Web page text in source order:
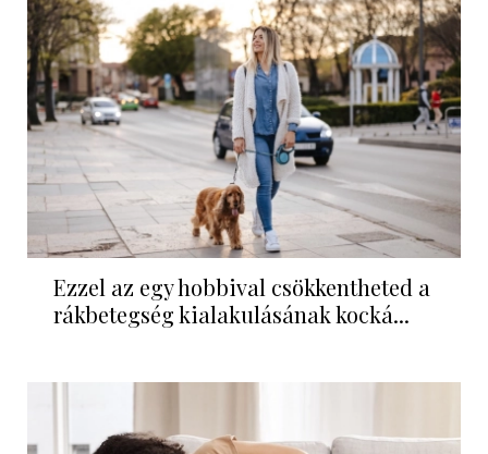
Ezzel az egy hobbival csökkentheted a
rákbetegség kialakulásának kocká...